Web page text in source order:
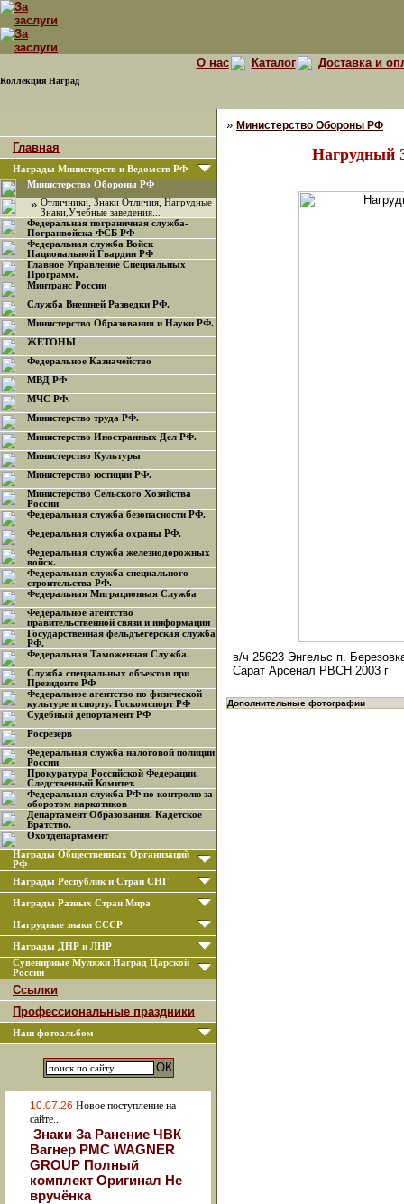
Коллекция Наград
О нас Каталог Доставка и
Главная
Награды Министерств и Ведомств РФ
Министерство Обороны РФ
» Отличники, Знаки Отличия, Нагрудные
Знаки,Учебные заведения...
Федеральная пограничная служба-
Погранвойска ФСБ РФ
Федеральная служба Войск
Национальной Гвардии РФ
Главное Управление Специальных
Программ.
Минтранс России
Служба Внешней Разведки РФ.
Министерство Образования и Науки РФ.
ЖЕТОНЫ
Федеральное Казначейство
МВД РФ
МЧС РФ.
Министерство труда РФ.
Министерство Иностранных Дел РФ.
Министерство Культуры
Министерство юстиции РФ.
Министерство Сельского Хозяйства
России
Федеральная служба безопасности РФ.
Федеральная служба охраны РФ.
Федеральная служба железнодорожных
войск.
Федеральная служба специального
строительства РФ.
Федеральная Миграционная Служба
Федеральное агентство
правительственной связи и информации
Государственная фельдъегерская служба
РФ.
Федеральная Таможенная Служба.
Служба специальных объектов при
Президенте РФ
Федеральное агентство по физической
культуре и спорту. Госкомспорт РФ
Судебный депортамент РФ
Росрезерв
Федеральная служба налоговой полиции
России
Прокуратура Российской Федерации.
Следственный Комитет.
Федеральная служба РФ по контролю за
оборотом наркотиков
Департамент Образования. Кадетское
Братство.
Охотдепартамент
Награды Общественных Организаций
РФ
Награды Республик и Стран СНГ
Награды Разных Стран Мира
Нагрудные знаки СССР
Награды ДНР и ЛНР
Сувенирные Муляжи Наград Царской
России
Ссылки
Профессиональные праздники
Наш фотоальбом
10.07.26 Новое поступление на
сайте...
Знаки За Ранение ЧВК
Вагнер РМС WAGNER
GROUP Полный
комплект Оригинал Не
вручёнка
» Министерство Обороны РФ
Нагрудный
в/ч 25623 Энгельс п.
Сарат Арсенал РВСН 2003 г
Дополнительные фотографии